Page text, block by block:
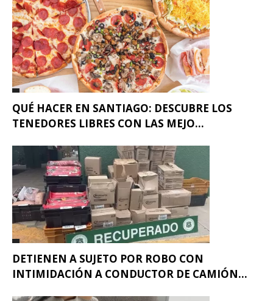
QUÉ HACER EN SANTIAGO: DESCUBRE LOS
TENEDORES LIBRES CON LAS MEJO...
DETIENEN A SUJETO POR ROBO CON
INTIMIDACIÓN A CONDUCTOR DE CAMIÓN...